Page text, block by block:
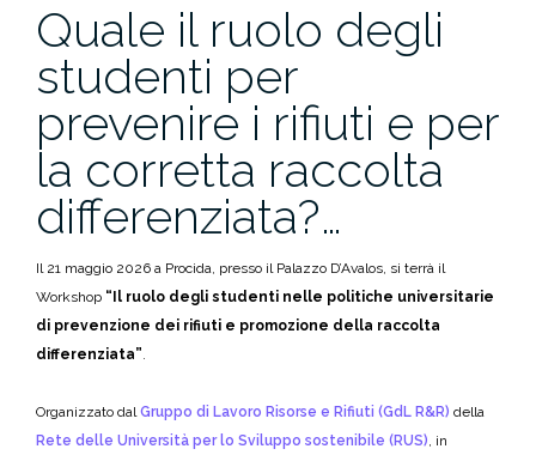
Quale il ruolo degli
studenti per
prevenire i rifiuti e per
la corretta raccolta
differenziata?…
Il 21 maggio 2026 a Procida, presso il Palazzo D’Avalos, si terrà il
Workshop “Il ruolo degli studenti nelle politiche universitarie
di prevenzione dei rifiuti e promozione della raccolta
differenziata”.
Organizzato dalGruppo di Lavoro Risorse e Rifiuti (GdL R&R) della
Rete delle Università per lo Sviluppo sostenibile (RUS), in